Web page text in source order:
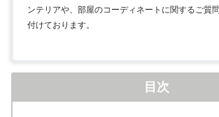
ンテリアや、部屋のコーディネートに関するご質
付けております。
目次